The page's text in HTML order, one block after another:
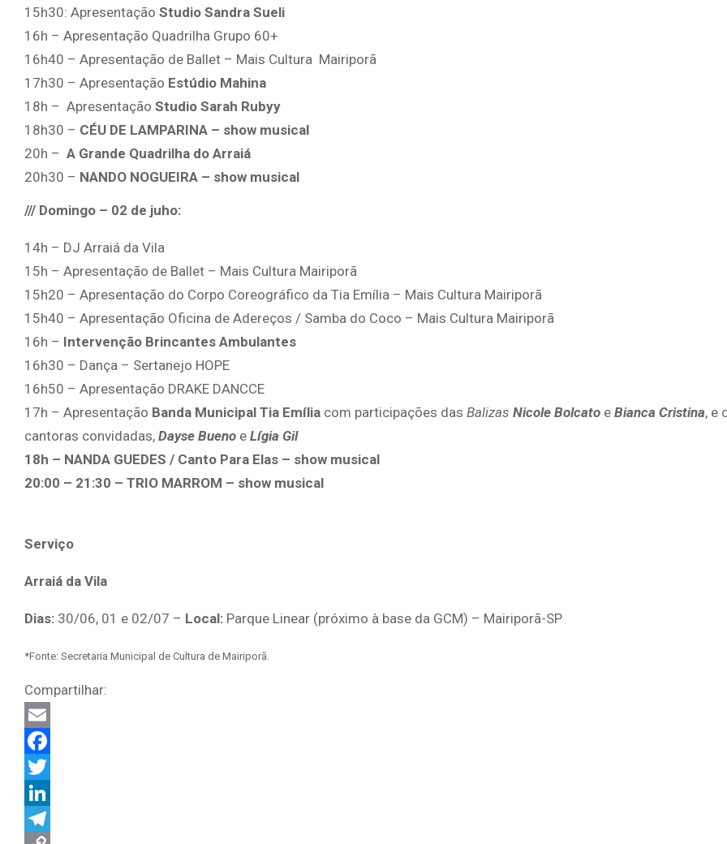
15h30: Apresentação Studio Sandra Sueli
16h – Apresentação Quadrilha Grupo 60+
16h40 – Apresentação de Ballet – Mais Cultura Mairiporã
17h30 – Apresentação Estúdio Mahina
18h – Apresentação Studio Sarah Rubyy
18h30 – CÉU DE LAMPARINA – show musical
20h – A Grande Quadrilha do Arraiá
20h30 – NANDO NOGUEIRA – show musical
/// Domingo – 02 de juho:
14h – DJ Arraiá da Vila
15h – Apresentação de Ballet – Mais Cultura Mairiporã
15h20 – Apresentação do Corpo Coreográfico da Tia Emília – Mais Cultura Mairiporã
15h40 – Apresentação Oficina de Adereços / Samba do Coco – Mais Cultura Mairiporã
16h – Intervenção Brincantes Ambulantes
16h30 – Dança – Sertanejo HOPE
16h50 – Apresentação DRAKE DANCCE
17h – Apresentação Banda Municipal Tia Emília com participações das Balizas Nicole Bolcato e Bianca Cristina, e
cantoras convidadas, Dayse Bueno e Lígia Gil
18h – NANDA GUEDES / Canto Para Elas – show musical
20:00 – 21:30 – TRIO MARROM – show musical
Serviço
Arraiá da Vila
Dias: 30/06, 01 e 02/07 – Local: Parque Linear (próximo à base da GCM) – Mairiporã-SP
*Fonte: Secretaria Municipal de Cultura de Mairiporã.
Compartilhar:
Email
Facebook
Twitter
LinkedIn